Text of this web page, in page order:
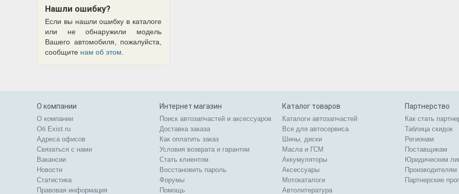
Нашли ошибку?
Если вы нашли ошибку в каталоге
или не обнаружили модель
Вашего автомобиля, пожалуйста,
сообщите нам об этом
О компании
О компании
Об Exist.ru
Адреса офисов
Связаться с нами
Вакансии
Новости
Статистика
Правовая информация
Интернет магазин
Поиск автозапчастей и аксессуаров
Доставка заказа
Как оплатить заказ
Условия возврата и гарантии
Стать клиентом
Восстановить пароль
Форумы
Помощь
Каталог товаров
Каталоги автозапчастей
Все для автосервиса
Шины, диски
Масла и ГСМ
Аккумуляторы
Аксессуары
Мотокаталоги
Автолитература
Партнерство
Как стать
Таблица скидок
Регионам
Поставщикам
Юридическим
Производителям
Партнерские